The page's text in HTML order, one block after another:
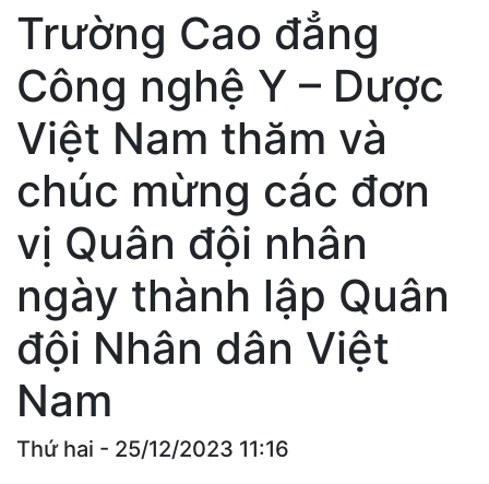
Trường Cao đẳng
Công nghệ Y – Dược
Việt Nam thăm và
chúc mừng các đơn
vị Quân đội nhân
ngày thành lập Quân
đội Nhân dân Việt
Nam
Thứ hai - 25/12/2023 11:16